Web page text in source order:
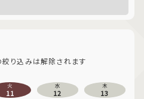
り込みは解除されます
火
11
水
12
木
13